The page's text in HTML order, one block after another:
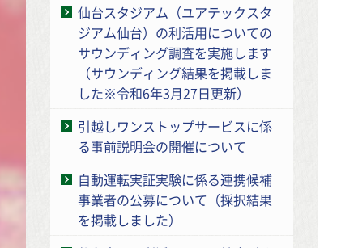
仙台スタジアム（ユアテックスタ
ジアム仙台）の利活用についての
サウンディング調査を実施します
（サウンディング結果を掲載しま
した※令和6年3月27日更新）
引越しワンストップサービスに係
る事前説明会の開催について
自動運転実証実験に係る連携候補
事業者の公募について（採択結果
を掲載しました）